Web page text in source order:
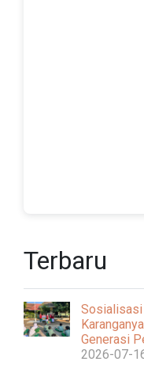
Terbaru
Sosialisasi
Generasi
2026-07-